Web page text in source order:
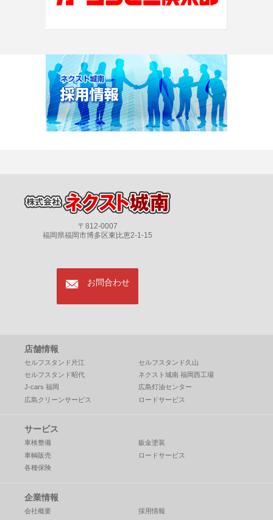
〒812-0007
福岡県福岡市博多区東比恵2-1-15
mail お問合わせ
店舗情報
セルフスタンド片江
セルフスタンド久山
セルフスタンド昭代
ネクスト城南 福岡西工場
J-cars 福岡
広島灯油センター
広島クリーンサービス
ロードサービス
サービス
車検整備
鈑金塗装
車輌販売
ロードサービス
各種保険
企業情報
会社概要
採用情報